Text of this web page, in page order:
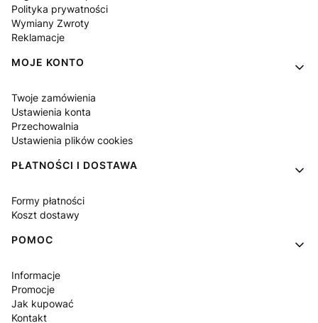
Polityka prywatności
Wymiany Zwroty
Reklamacje
MOJE KONTO
Twoje zamówienia
Ustawienia konta
Przechowalnia
Ustawienia plików cookies
PŁATNOŚCI I DOSTAWA
Formy płatności
Koszt dostawy
POMOC
Informacje
Promocje
Jak kupować
Kontakt